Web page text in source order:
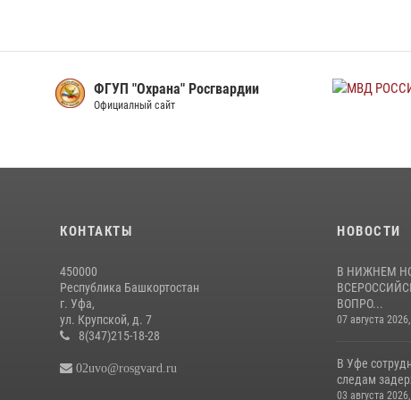
РОСГВАРДИЯ
Официалный сайт
ФГУП "Охрана" Росгвардии
КОНТАКТЫ
450000
Республика Башкортостан
г. Уфа,
ул. Крупской, д. 7
8(347)215-18-28
02uvo@rosgvard.ru
НОВОСТИ
В НИЖНЕМ
ВОПРО...
07 августа
В Уфе
следам
03 августа